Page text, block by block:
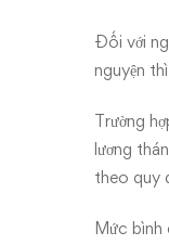
Đối với
nguyện
Trường
lương
theo quy
Mức bình